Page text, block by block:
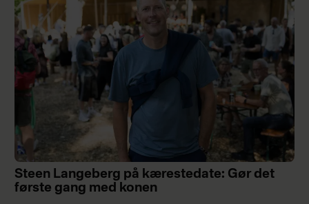
Steen Langeberg på kærestedate: Gør det
første gang med konen